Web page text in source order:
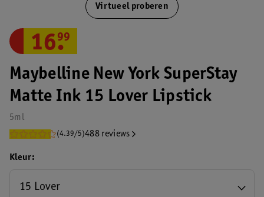
Virtueel proberen
Maybelline New York SuperStay
Matte Ink 15 Lover Lipstick
5ml
(4.39/5)488 reviews
16.
99
Kleur
15 Lover